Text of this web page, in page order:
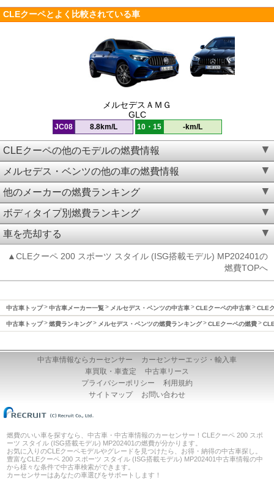
CLEクーペとよく比較されている車
メルセデスＡＭＧ
GLC
JC08 8.8km/L 10・15 -km/L
CLEクーペの他のモデルの燃費情報
メルセデス・ベンツの他の車の燃費情報
他のメーカーの燃費ランキング
ボディタイプ別燃費ランキング
車を売却する
▲CLEクーペ 200 スポーツ スタイル (ISG搭載モデル) MP202401の
燃費TOPへ
中古車トップ 中古車メーカー一覧 メルセデス・ベンツの中古車 CLEクーペの中古車 CLE
中古車トップ 燃費ランキング メルセデス・ベンツの燃費ランキング CLEクーペの燃費
中古車情報ならカーセンサー
カーセンサーエッジ・輸入車
車買取・車査定
中古車リース
プライバシーポリシー
利用規約
サイトマップ
お問い合わせ
燃費のいい車を探すなら、中古車・中古車情報のカーセンサー！CLEクーペ 200 スポ
ーツ スタイル (ISG搭載モデル) MP202401の燃費が分かります。
お気に入りのCLEクーペモデルやグレードを見つけたら、お得・納得の中古車探し。
豊富なCLEクーペ 200 スポーツ スタイル (ISG搭載モデル) MP202401中古車情報の中
から様々な条件で中古車検索ができます。
カーセンサーはあなたの車選びをサポートします！